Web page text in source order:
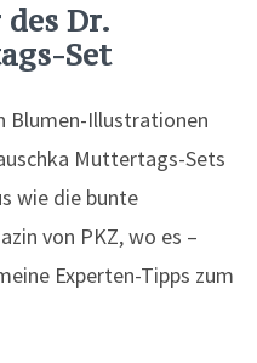
Dr.
Set
Blumen-Illustrationen
Muttertags-Sets
wie die bunte
von PKZ, wo es –
Experten-Tipps zum